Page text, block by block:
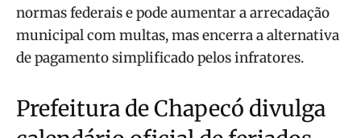
normas federais e pode aumentar a arrecadação
municipal com multas, mas encerra a alternativa
de pagamento simplificado pelos infratores.
Prefeitura de Chapecó divulga